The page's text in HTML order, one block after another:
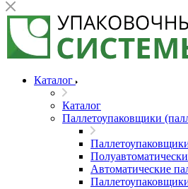
Каталог
Каталог
Паллетоупаковщики
Автоматические